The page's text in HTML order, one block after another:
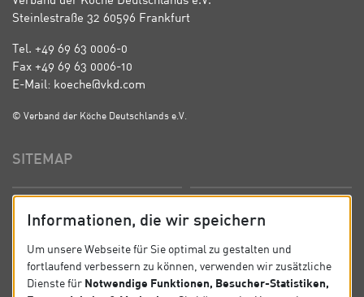
Steinlestraße 32 60596 Frankfurt
Tel. +49 69 63 0006-0
Fax +49 69 63 0006-10
E-Mail: koeche@vkd.com
© Verband der Köche Deutschlands e.V.
SITEMAP
News Kontakt
Informationen, die wir speichern
Um unsere Webseite für Sie optimal zu gestalten und
fortlaufend verbessern zu können, verwenden wir zusätzliche
Dienste für Notwendige Funktionen, Besucher-Statistiken,